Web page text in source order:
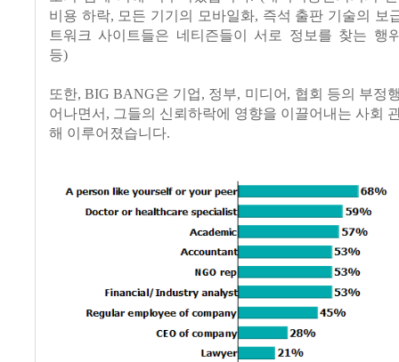
비용 하락, 모든 기기의 모바일화, 즉석 출판 기술의 보
트워크 사이트들은 네티즌들이 서로 정보를 찾는 행
등)
또한, BIG BANG은 기업, 정부, 미디어, 협회 등의 부정
어나면서, 그들의 신뢰하락에 영향을 이끌어내는 사회
해 이루어졌습니다.